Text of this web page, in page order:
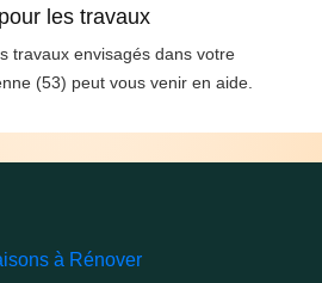
les travaux
travaux envisagés dans votre
(53) peut vous venir en aide.
à Rénover